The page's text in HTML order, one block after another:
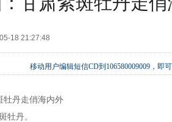
18 21:27:48
移动用户编辑短信CD到106580009009，即
牡丹。